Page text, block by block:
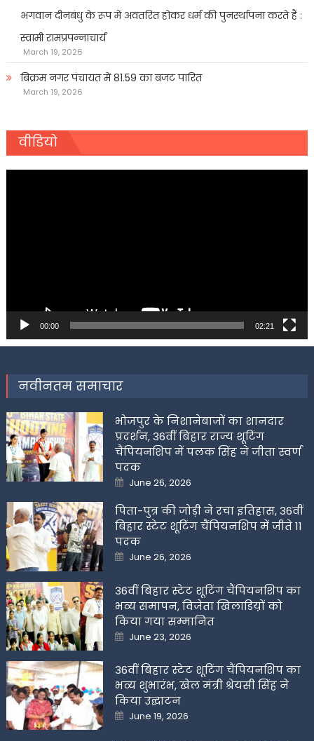
भगवान दीनबंधु के रूप में अवतरित होकर धर्म की पुनर्स्थापना करते हैं :
स्वामी रामप्रपन्नाचार्य
March 19, 2026
बिक्रम नगर पंचायत में 81.59 का बजट पारित
March 19, 2026
वीडियो
00:00 02:21
नवीनतम समाचार
भोजपुर के निशानेबाजों का शानदार
प्रदर्शन, 36वीं बिहार राज्य शूटिंग
चैंपियनशिप में पलक सिंह ने जीता स्वर्ण
पदक
Posted
on
June 26, 2026
पिता-पुत्र की जोड़ी ने रचा इतिहास, 36वीं
बिहार स्टेट शूटिंग चैंपियनशिप में जीते 11
पदक
Posted
on
June 26, 2026
36वीं बिहार स्टेट शूटिंग चैंपियनशिप का
भव्य समापन, विजेता खिलाडिय़ों को
किया गया सम्मानित
Posted
on
June 23, 2026
36वीं बिहार स्टेट शूटिंग चैंपियनशिप का
भव्य शुभारंभ, खेल मंत्री श्रेयसी सिंह ने
किया उद्घाटन
Posted
on
June 19, 2026